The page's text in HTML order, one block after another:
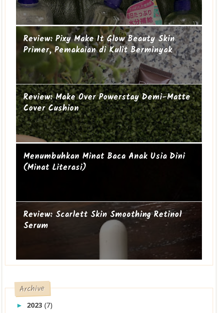
Suami-suami Jauh dari Istri
Cucu ke-19
Review: Pixy Make It Glow Beauty Skin
Primer, Pemakaian di Kulit Berminyak
Review: Make Over Powerstay Demi-Matte
Cover Cushion
Mengapa perempuan itu sering geer?
Ibu Introvert
Menumbuhkan Minat Baca Anak Usia Dini
(Minat Literasi)
Review: Scarlett Skin Smoothing Retinol
Serum
Archive
► 2023(7)